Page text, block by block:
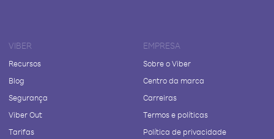
VIBER
Recursos
Blog
Segurança
Viber Out
Tarifas
EMPRESA
Sobre o Viber
Centro da marca
Carreiras
Termos e políticas
Política de privacidade